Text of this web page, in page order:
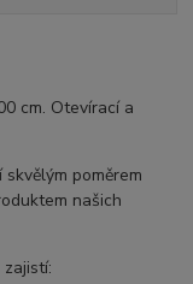
cm. Otevírací a
poměrem
našich